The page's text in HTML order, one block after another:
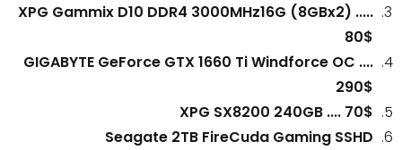
XPG Gammix D10 DDR4 3000MHz16G (8GBx2) .....
80$
GIGABYTE GeForce GTX 1660 Ti Windforce OC ....
290$
XPG SX8200 240GB .... 70$
Seagate 2TB FireCuda Gaming SSHD